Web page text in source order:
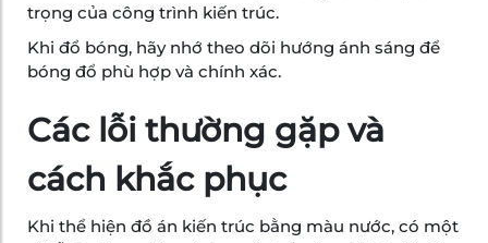
trọng của công trình kiến trúc.
Khi đổ bóng, hãy nhớ theo dõi hướng ánh sáng để
bóng đổ phù hợp và chính xác.
Các lỗi thường gặp và
cách khắc phục
Khi thể hiện đồ án kiến trúc bằng màu nước, có một